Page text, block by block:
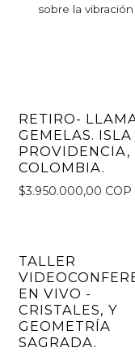
sobre la
RETIRO-
GEMELAS. ISLA
PROVIDENCIA,
COLOMBIA.
$3.950.000,00 COP
TALLER
EN VIVO -
CRISTALES, Y
GEOMETRÍA
SAGRADA.